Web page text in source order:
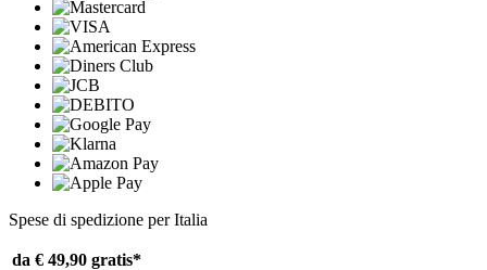
Spese di spedizione per Italia
da € 49,90 gratis*